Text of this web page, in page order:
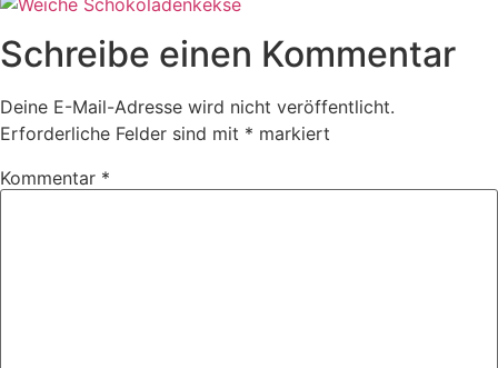
Schreibe einen Kommentar
Deine E-Mail-Adresse wird nicht veröffentlicht.
Erforderliche Felder sind mit * markiert
Kommentar *